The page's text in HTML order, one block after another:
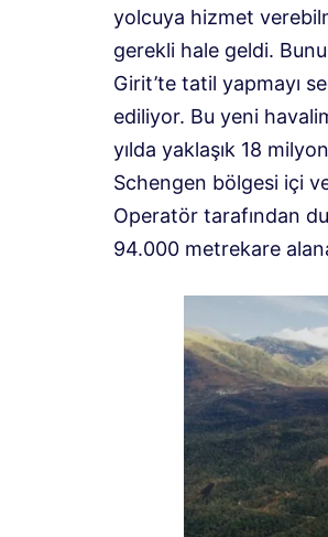
yolcuya hizmet
gerekli hale geldi.
Girit’te tatil yapmayı
ediliyor. Bu yeni
yılda yaklaşık 18
Schengen bölgesi içi
Operatör tarafından
94.000 metrekare